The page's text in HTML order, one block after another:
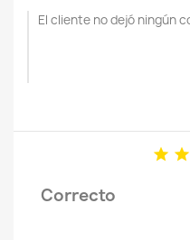
El cliente no dejó ningún
 
Correcto